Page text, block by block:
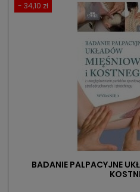
- 34,10 zł
BADANIE PALPACYJNE